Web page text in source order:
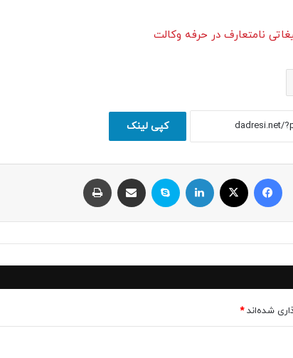
نامتعارف در حرفه وکالت
کپی لینک
فیسبوک ایکس لینکداین اسکایپ اشتراک با ایمیل
شده‌اند*